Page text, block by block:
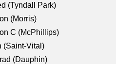
(Tyndall Park)
(Morris)
C (McPhillips)
(Saint-Vital)
(Dauphin)